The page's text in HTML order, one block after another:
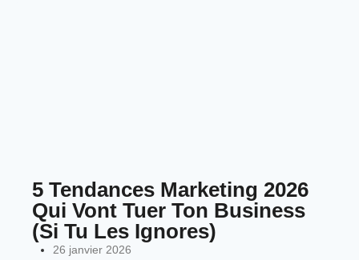
5 Tendances Marketing 2026
Qui Vont Tuer Ton Business
(Si Tu Les Ignores)
26 janvier 2026